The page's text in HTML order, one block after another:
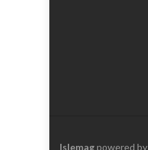
Islemagpowered by